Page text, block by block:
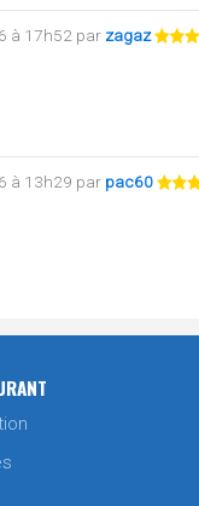
à 17h52 par zagaz
à 13h29 par pac60